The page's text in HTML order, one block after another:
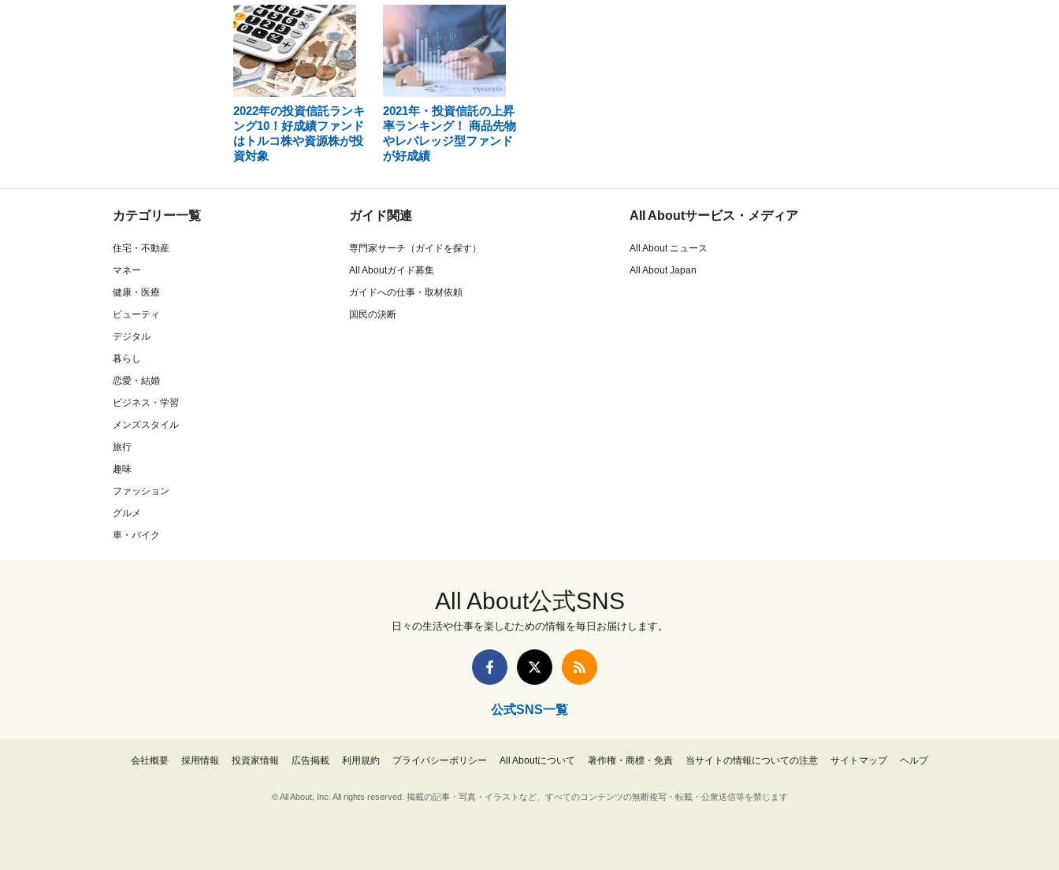
2022年の投資信託ランキ
ング10！好成績ファンド
はトルコ株や資源株が投
資対象
2021年・投資信託の上昇
率ランキング！ 商品先物
やレバレッジ型ファンド
が好成績
カテゴリー一覧
住宅・不動産
マネー
健康・医療
ビューティ
デジタル
暮らし
恋愛・結婚
ビジネス・学習
メンズスタイル
旅行
趣味
ファッション
グルメ
車・バイク
ガイド関連
専門家サーチ（ガイドを探す）
All Aboutガイド募集
ガイドへの仕事・取材依頼
国民の決断
All Aboutサービス・メディア
All About ニュース
All About Japan
All About公式SNS
日々の生活や仕事を楽しむための情報を毎日お届けします。
公式SNS一覧
会社概要 採用情報 投資家情報 広告掲載 利用規約 プライバシーポリシー All Aboutについて 著作権・商標・免責 当サイトの情報についての注意 サイトマップ ヘルプ
© All About, Inc. All rights reserved. 掲載の記事・写真・イラストなど、すべてのコンテンツの無断複写・転載・公衆送信等を禁じます